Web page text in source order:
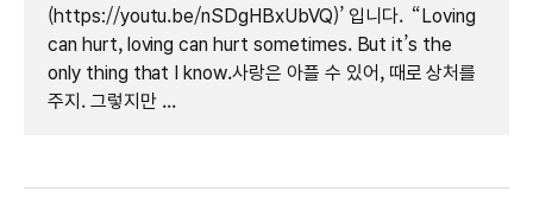
(https://youtu.be/nSDgHBxUbVQ)’ 입니다. “Loving
can hurt, loving can hurt sometimes. But it’s the
only thing that I know.사랑은 아플 수 있어, 때로 상처를
주지. 그렇지만 ...